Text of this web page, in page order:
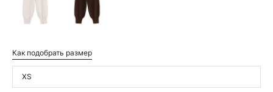
Как подобрать размер
XS